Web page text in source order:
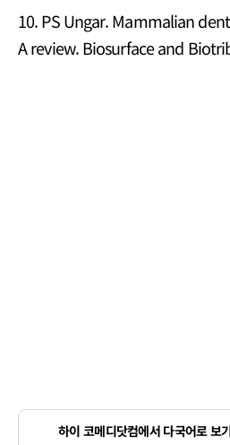
10. PS Ungar. Mammalian
A review. Biosurface and
하이 코메디닷컴에서 다국어로 보